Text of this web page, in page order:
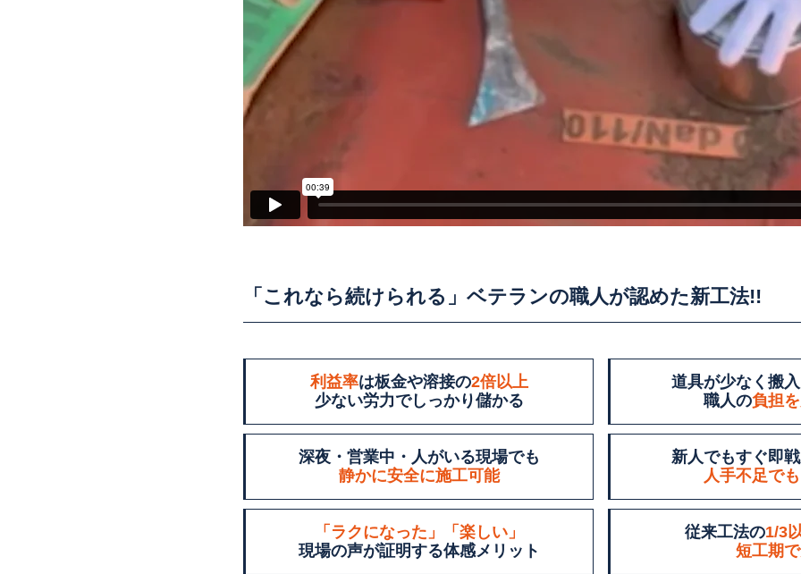
「これなら続けられる」ベテランの職人が認めた新工法!!
利益率は板金や溶接の2倍以上
少ない労力でしっかり儲かる
道具が少なく搬
職人の負担
深夜・営業中・人がいる現場でも
静かに安全に施工可能
新人でもすぐ即
人手不足で
「ラクになった」「楽しい」
現場の声が証明する体感メリット
従来工法の1/3
短工期